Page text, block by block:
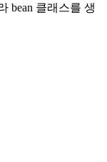
bean 클래스를 생